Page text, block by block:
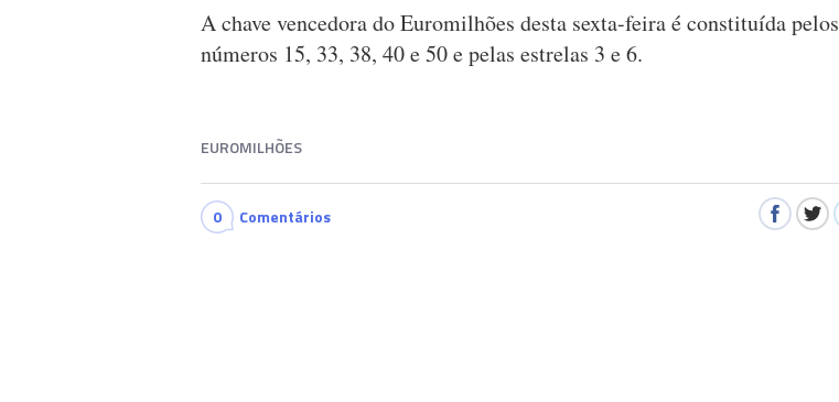
A chave vencedora do Euromilhões desta sexta-feira é constituída pelos
números 15, 33, 38, 40 e 50 e pelas estrelas 3 e 6.
EUROMILHÕES
0 Comentários